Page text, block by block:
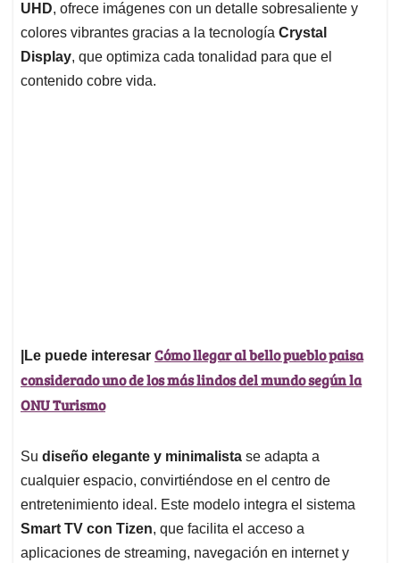
UHD, ofrece imágenes con un detalle sobresaliente y
colores vibrantes gracias a la tecnología Crystal
Display, que optimiza cada tonalidad para que el
contenido cobre vida.
|Le puede interesar Cómo llegar al bello pueblo paisa
considerado uno de los más lindos del mundo según la
ONU Turismo
Su diseño elegante y minimalista se adapta a
cualquier espacio, convirtiéndose en el centro de
entretenimiento ideal. Este modelo integra el sistema
Smart TV con Tizen, que facilita el acceso a
aplicaciones de streaming, navegación en internet y